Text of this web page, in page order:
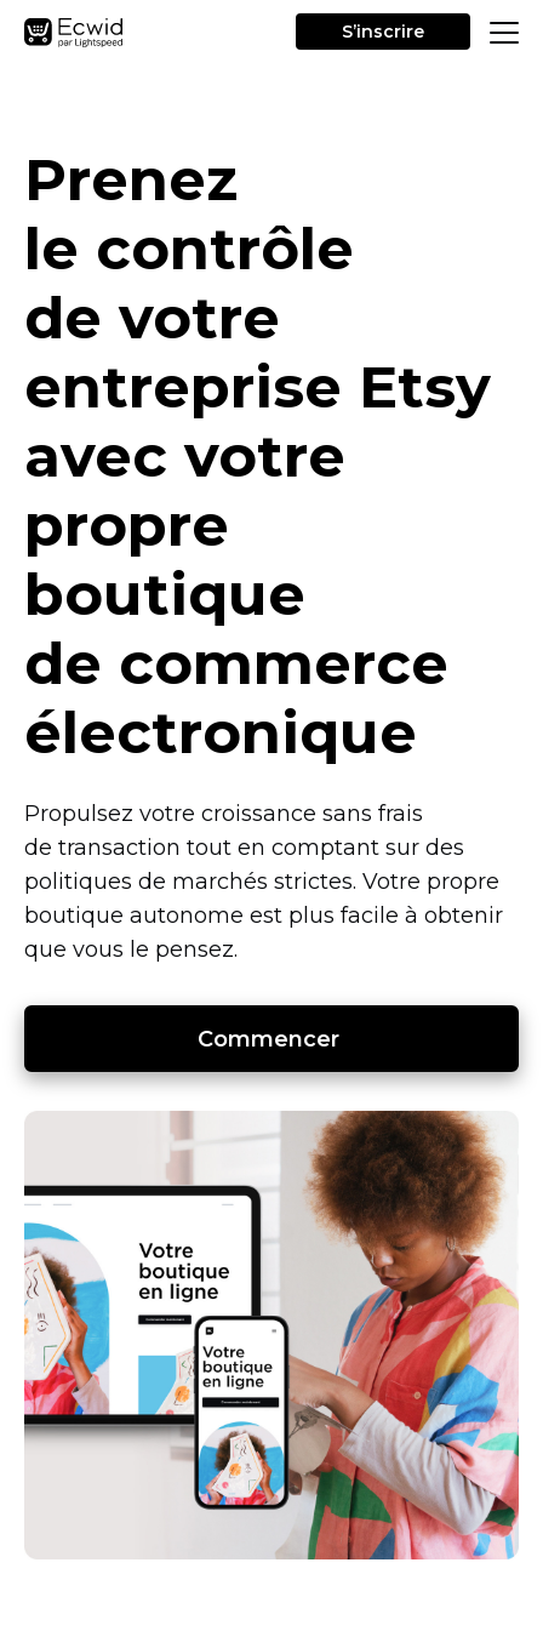
S’inscrire
Prenez
le contrôle
de votre
entreprise Etsy
avec votre
propre
boutique
de commerce
électronique
Propulsez votre croissance sans frais
de transaction tout en comptant sur des
politiques de marchés strictes. Votre propre
boutique autonome est plus facile à obtenir
que vous le pensez.
Commencer